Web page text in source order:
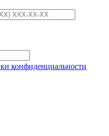
конфиденциальности